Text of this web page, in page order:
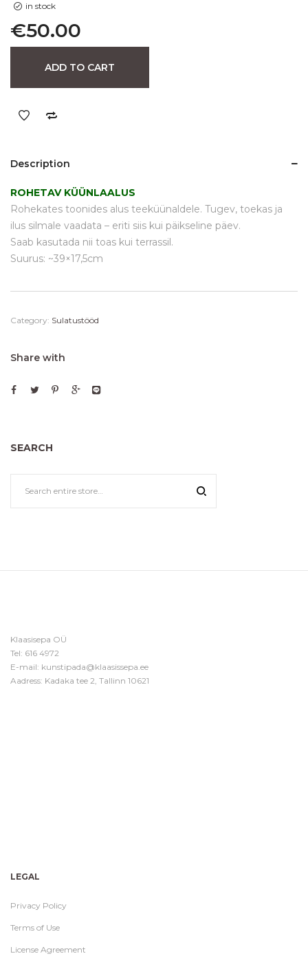
in stock
€50.00
ADD TO CART
Description
ROHETAV KÜÜNLAALUS
Rohekates toonides alus teeküünaldele. Tugev, toekas ja
ilus silmale vaadata – eriti siis kui päikseline päev.
Saab kasutada nii toas kui terrassil.
Suurus: ~39×17,5cm
Category: Sulatustööd
Share with
SEARCH
Klaasisepa OÜ
Tel: 616 4972
E-mail: kunstipada@klaasissepa.ee
Aadress: Kadaka tee 2, Tallinn 10621
LEGAL
Privacy Policy
Terms of Use
License Agreement